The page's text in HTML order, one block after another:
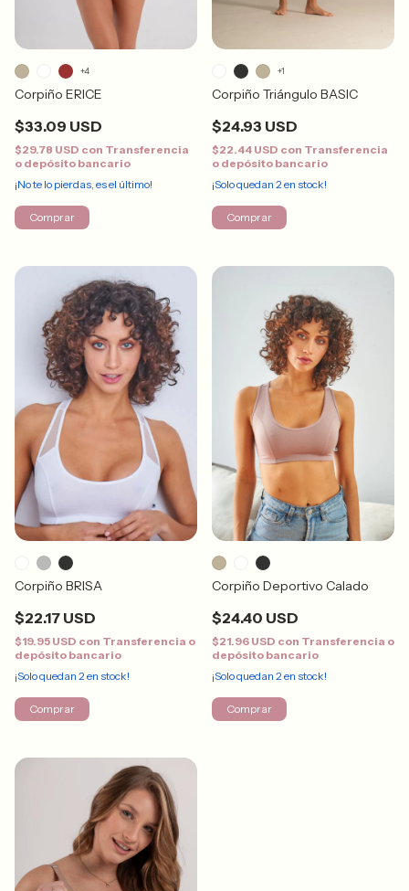
Corpiño ERICE
$33.09 USD
$29.78 USD con Transferencia
o depósito bancario
¡No te lo pierdas, es el último!
+4
Comprar
Corpiño Triángulo BASIC
$24.93 USD
$22.44 USD con Transferencia
o depósito bancario
¡Solo quedan 2en stock!
+1
Comprar
Corpiño BRISA
$22.17 USD
$19.95 USD con Transferencia o
depósito bancario
¡Solo quedan 2en stock!
Comprar
Corpiño Deportivo Calado
$24.40 USD
$21.96 USD con Transferencia o
depósito bancario
¡Solo quedan 2en stock!
Comprar